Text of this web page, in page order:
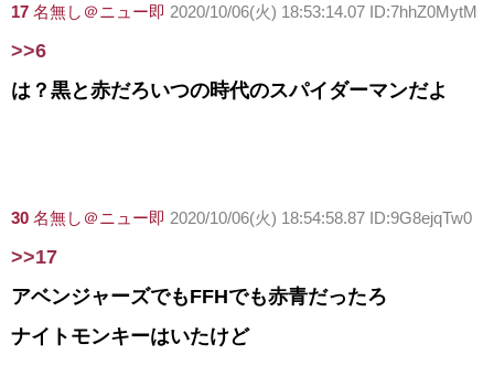
17 名無し＠ニュー即 2020/10/06(火) 18:53:14.07 ID:7hhZ0MytM
>>6
は？黒と赤だろいつの時代のスパイダーマンだよ
30 名無し＠ニュー即 2020/10/06(火) 18:54:58.87 ID:9G8ejqTw0
>>17
アベンジャーズでもFFHでも赤青だったろ
ナイトモンキーはいたけど